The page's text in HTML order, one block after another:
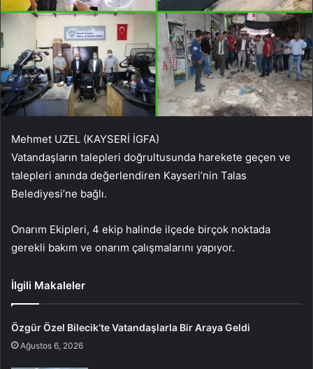
Mehmet UZEL (KAYSERİ İGFA)
Vatandaşların talepleri doğrultusunda harekete geçen ve
talepleri anında değerlendiren Kayseri’nin Talas
Belediyesi’ne bağlı.
Onarım Ekipleri, 4 ekip halinde ilçede birçok noktada
gerekli bakım ve onarım çalışmalarını yapıyor.
İlgili Makaleler
Özgür Özel Bilecik’te Vatandaşlarla Bir Araya Geldi
Ağustos 6, 2026